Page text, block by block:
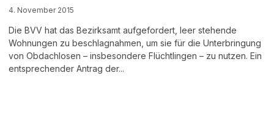
4. November 2015
Die BVV hat das Bezirksamt aufgefordert, leer stehende
Wohnungen zu beschlagnahmen, um sie für die Unterbringung
von Obdachlosen – insbesondere Flüchtlingen – zu nutzen. Ein
entsprechender Antrag der...